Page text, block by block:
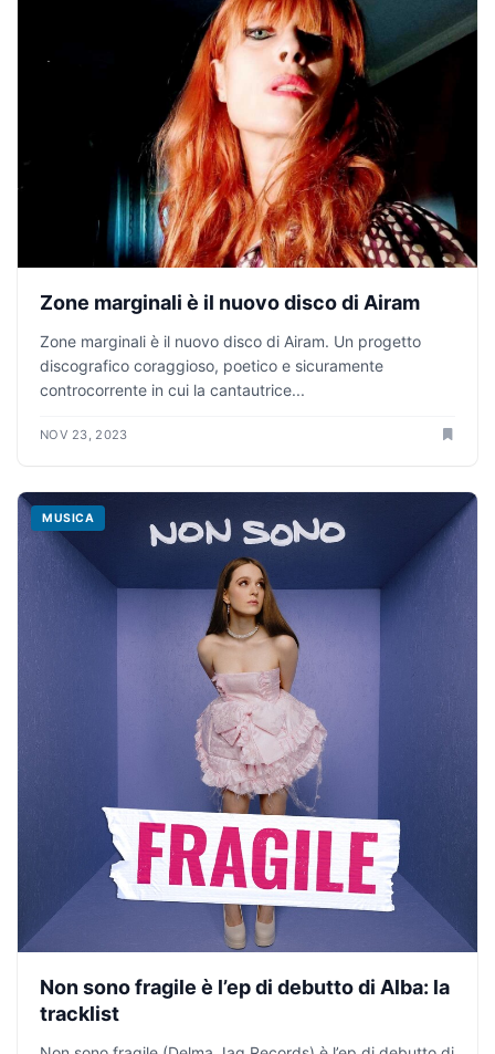
Zone marginali è il nuovo disco di Airam
Zone marginali è il nuovo disco di Airam. Un progetto
discografico coraggioso, poetico e sicuramente
controcorrente in cui la cantautrice...
NOV 23, 2023
MUSICA
Non sono fragile è l’ep di debutto di Alba: la
tracklist